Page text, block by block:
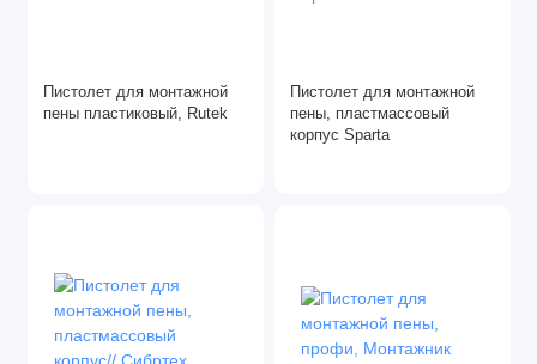
Пистолет для монтажной
пены пластиковый, Rutek
Пистолет для монтажной
пены, пластмассовый
корпус Sparta